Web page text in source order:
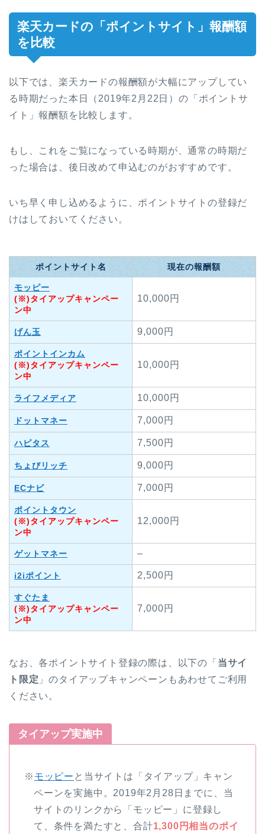
楽天カードの「ポイントサイト」報酬額
を比較
以下では、楽天カードの報酬額が大幅にアップしてい
る時期だった本日（2019年2月22日）の「ポイントサ
イト」報酬額を比較します。
もし、これをご覧になっている時期が、通常の時期だ
った場合は、後日改めて申込むのがおすすめです。
いち早く申し込めるように、ポイントサイトの登録だ
けはしておいてください。
ポイントサイト名 現在の報酬額
モッピー
(※)タイアップキャンペー
ン中
10,000円
げん玉 9,000円
ポイントインカム
(※)タイアップキャンペー
ン中
10,000円
ライフメディア 10,000円
ドットマネー 7,000円
ハピタス 7,500円
ちょびリッチ 9,000円
ECナビ 7,000円
ポイントタウン
(※)タイアップキャンペー
ン中
12,000円
ゲットマネー –
i2iポイント 2,500円
すぐたま
(※)タイアップキャンペー
ン中
7,000円
なお、各ポイントサイト登録の際は、以下の「 当サイ
ト限定 」のタイアップキャンペーンもあわせてご利用
ください。
タイアップ実施中
※ モッピー と当サイトは「タイアップ」キャン
ペーンを実施中。2019年2月28日までに、当
サイトのリンクから「モッピー」に登録し
て、条件を満たすと、合計1,300円相当のポイ